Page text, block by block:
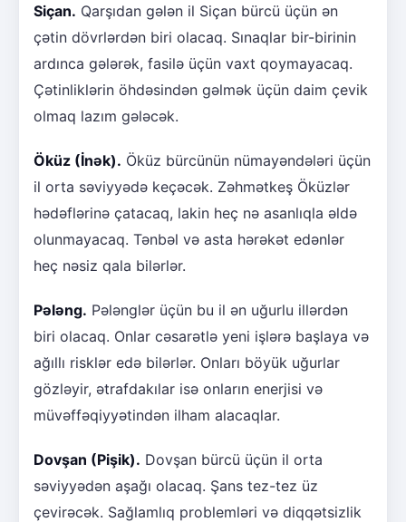
Siçan. Qarşıdan gələn il Siçan bürcü üçün ən
çətin dövrlərdən biri olacaq. Sınaqlar bir-birinin
ardınca gələrək, fasilə üçün vaxt qoymayacaq.
Çətinliklərin öhdəsindən gəlmək üçün daim çevik
olmaq lazım gələcək.
Öküz (İnək). Öküz bürcünün nümayəndələri üçün
il orta səviyyədə keçəcək. Zəhmətkeş Öküzlər
hədəflərinə çatacaq, lakin heç nə asanlıqla əldə
olunmayacaq. Tənbəl və asta hərəkət edənlər
heç nəsiz qala bilərlər.
Pələng. Pələnglər üçün bu il ən uğurlu illərdən
biri olacaq. Onlar cəsarətlə yeni işlərə başlaya və
ağıllı risklər edə bilərlər. Onları böyük uğurlar
gözləyir, ətrafdakılar isə onların enerjisi və
müvəffəqiyyətindən ilham alacaqlar.
Dovşan (Pişik). Dovşan bürcü üçün il orta
səviyyədən aşağı olacaq. Şans tez-tez üz
çevirəcək. Sağlamlıq problemləri və diqqətsizlik